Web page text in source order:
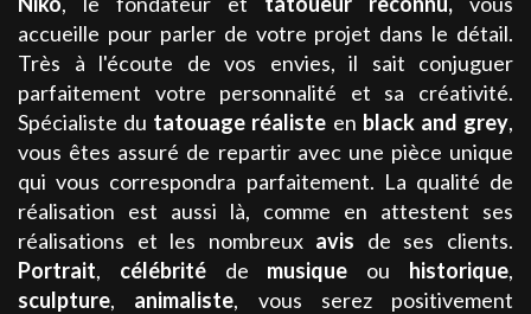
accueille pour parler de votre projet dans le détail.
Très à l'écoute de vos envies, il sait conjuguer
parfaitement votre personnalité et sa créativité.
Spécialiste du tatouage réaliste en black and grey,
vous êtes assuré de repartir avec une pièce unique
qui vous correspondra parfaitement. La qualité de
réalisation est aussi là, comme en attestent ses
réalisations et les nombreux avis de ses clients.
Portrait, célébritéde musique ou historique,
sculpture, animaliste, vous serez positivement